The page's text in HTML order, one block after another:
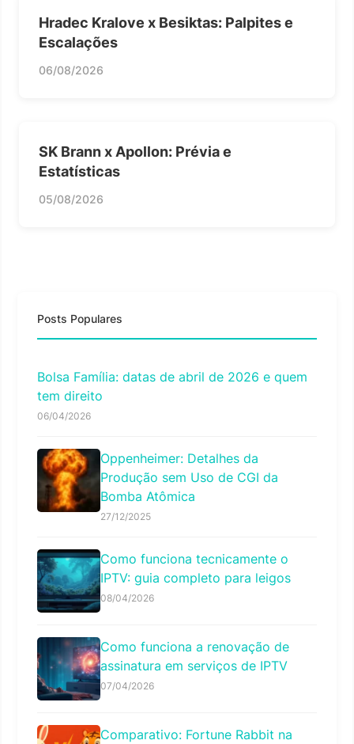
Hradec Kralove x Besiktas: Palpites e
Escalações
06/08/2026
SK Brann x Apollon: Prévia e
Estatísticas
05/08/2026
Posts Populares
Bolsa Família: datas de abril de 2026 e quem
tem direito
06/04/2026
Oppenheimer: Detalhes da
Produção sem Uso de CGI da
Bomba Atômica
27/12/2025
Como funciona tecnicamente o
IPTV: guia completo para leigos
08/04/2026
Como funciona a renovação de
assinatura em serviços de IPTV
07/04/2026
Comparativo: Fortune Rabbit na